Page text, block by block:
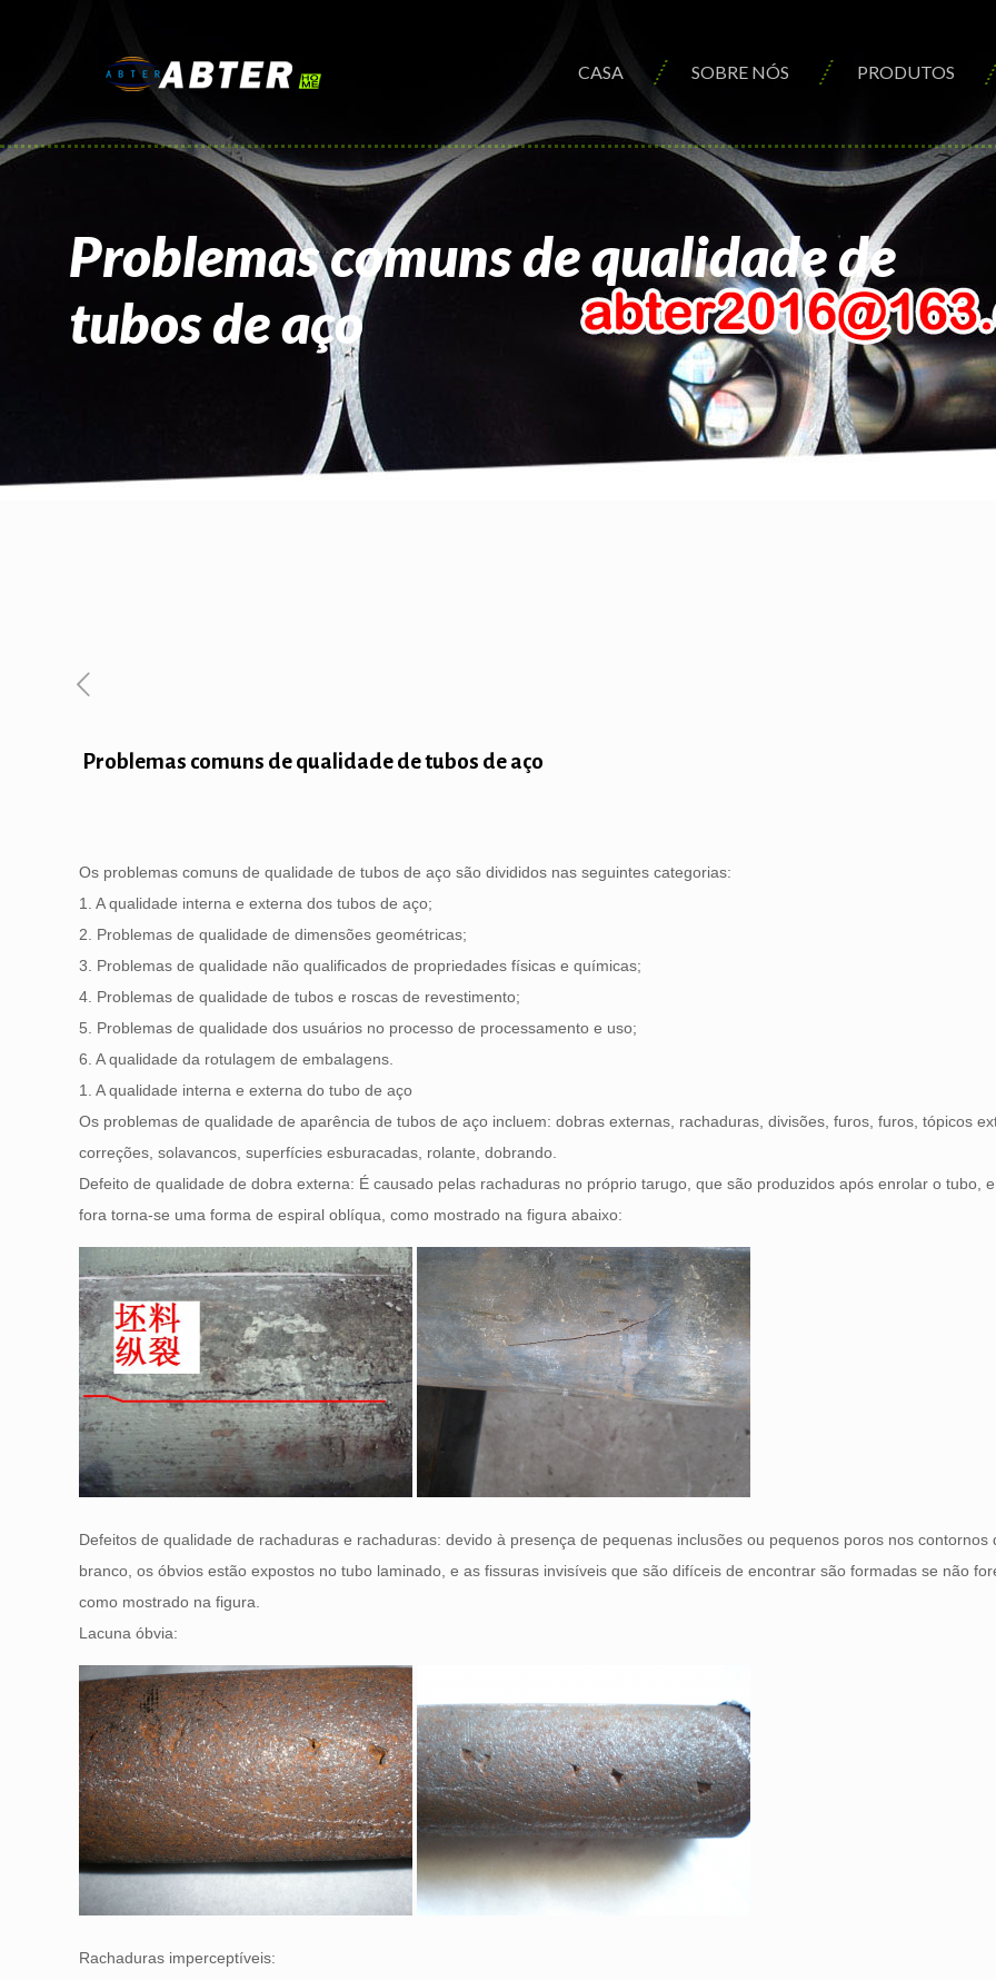
CASA SOBRE NÓS PRODUTOS
Problemas comuns de qualidade de
tubos de aço
Problemas comuns de qualidade de tubos de aço
Os problemas comuns de qualidade de tubos de aço são divididos nas seguintes categorias:
1. A qualidade interna e externa dos tubos de aço;
2. Problemas de qualidade de dimensões geométricas;
3. Problemas de qualidade não qualificados de propriedades físicas e químicas;
4. Problemas de qualidade de tubos e roscas de revestimento;
5. Problemas de qualidade dos usuários no processo de processamento e uso;
6. A qualidade da rotulagem de embalagens.
1. A qualidade interna e externa do tubo de aço
Os problemas de qualidade de aparência de tubos de aço incluem: dobras externas, rachaduras, divisões, furos, furos, tópicos
correções, solavancos, superfícies esburacadas, rolante, dobrando.
Defeito de qualidade de dobra externa: É causado pelas rachaduras no próprio tarugo, que são produzidos após enrolar o tubo,
fora torna-se uma forma de espiral oblíqua, como mostrado na figura abaixo:
Defeitos de qualidade de rachaduras e rachaduras: devido à presença de pequenas inclusões ou pequenos poros nos contornos
branco, os óbvios estão expostos no tubo laminado, e as fissuras invisíveis que são difíceis de encontrar são formadas se não
como mostrado na figura.
Lacuna óbvia:
Rachaduras imperceptíveis: